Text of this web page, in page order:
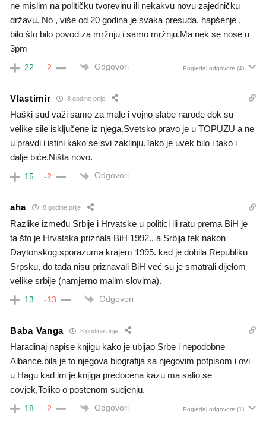
ne mislim na političku tvorevinu ili nekakvu novu zajedničku
državu. No , više od 20 godina je svaka presuda, hapšenje ,
bilo što bilo povod za mržnju i samo mržnju.Ma nek se nose u
3pm
22 -2 Odgovori Pogledaj odgovore (4)
Vlastimir 8 godine prije
Haški sud važi samo za male i vojno slabe narode dok su
velike sile isključene iz njega.Svetsko pravo je u TOPUZU a ne
u pravdi i istini kako se svi zaklinju.Tako je uvek bilo i tako i
dalje biće.Ništa novo.
15 -2 Odgovori
aha 8 godine prije
Razlike između Srbije i Hrvatske u politici ili ratu prema BiH je
ta što je Hrvatska priznala BiH 1992., a Srbija tek nakon
Daytonskog sporazuma krajem 1995. kad je dobila Republiku
Srpsku, do tada nisu priznavali BiH već su je smatrali dijelom
velike srbije (namjerno malim slovima).
13 -13 Odgovori
Baba Vanga 8 godine prije
Haradinaj napise knjigu kako je ubijao Srbe i nepodobne
Albance,bila je to njegova biografija sa njegovim potpisom i ovi
u Hagu kad im je knjiga predocena kazu ma salio se
covjek,Toliko o postenom sudjenju.
18 -2 Odgovori Pogledaj odgovore (1)